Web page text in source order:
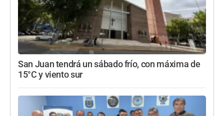
San Juan tendrá un sábado frío, con máxima de
15°C y viento sur